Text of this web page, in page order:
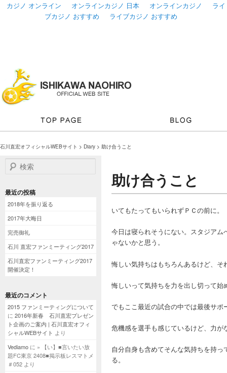
カジノ オンライン オンラインカジノ 日本 オンラインカジノ
ライ
ブカジノ おすすめ
ライブカジノ おすすめ
石川直宏オフィシャルWEBサイト > Diary > 助け合うこと
検索
最近の投稿
2018年を振り返る
2017年大晦日
完売御礼
石川 直宏ファンミーティング2017
石川直宏ファンミーティング2017
開催決定！
最近のコメント
2015 ファンミーティングについて
に 2016年新春 石川直宏プレゼン
ト企画のご案内 | 石川直宏オフィ
シャルWEBサイト より
Vediamo に » 【い】■言いたい放
題FC東京 2408■掲示板レスマトメ
＃052 より
助け合うこと
いてもたってもいられずＰＣの前に。
今日は寝られそうにない。スタジア
ゃないかと思う。
悔しい気持ちはもちろんあるけど、
悔しいって気持ちを力を出し切って
でもここ最近の試合の中では最後サ
危機感を選手も感じているけど、力
自分自身も含めてそんな気持ちを持
る。